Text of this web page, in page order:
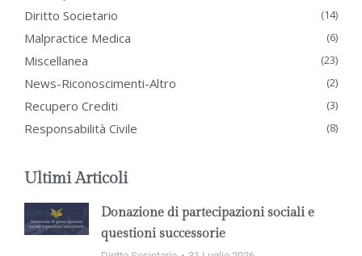
Diritto Societario (14)
Malpractice Medica (6)
Miscellanea (23)
News-Riconoscimenti-Altro (2)
Recupero Crediti (3)
Responsabilità Civile (8)
Ultimi Articoli
Donazione di partecipazioni sociali e
questioni successorie